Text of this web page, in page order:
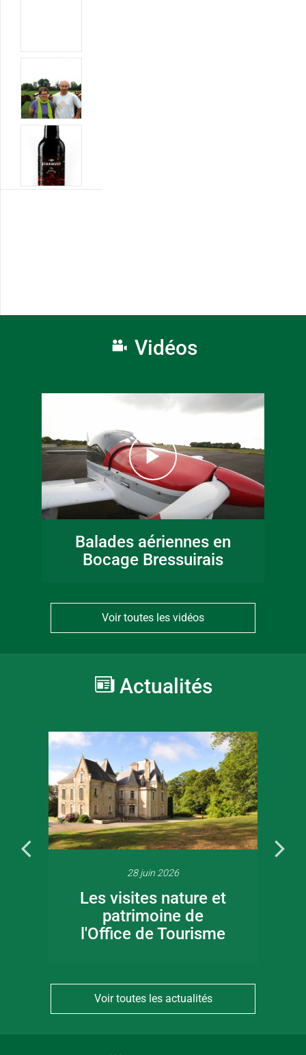
Vidéos
Balades aériennes en
Bocage Bressuirais
Voir toutes les vidéos
Actualités
28 juin 2026
Les visites nature et
patrimoine de
l'Office de Tourisme
Voir toutes les actualités